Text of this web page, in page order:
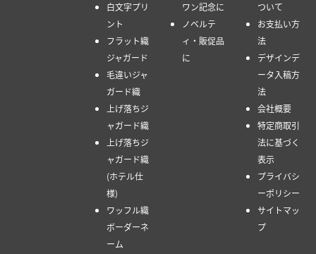
白文字プリ
ント
フラット織
ジャガード
毛違いジャ
ガード織
上げ落ちジ
ャガード織
上げ落ちジ
ャガード織
(ホテル仕
様)
ワッフル織
ボーダーネ
ーム
ワン記念に
ノベルテ
ィ・販促品
に
ついて
お支払い方
法
デザインデ
ータ入稿方
法
会社概要
特定商取引
法に基づく
表示
プライバシ
ーポリシー
サイトマッ
プ